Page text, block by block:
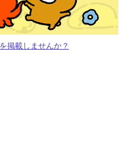
掲載しませんか？